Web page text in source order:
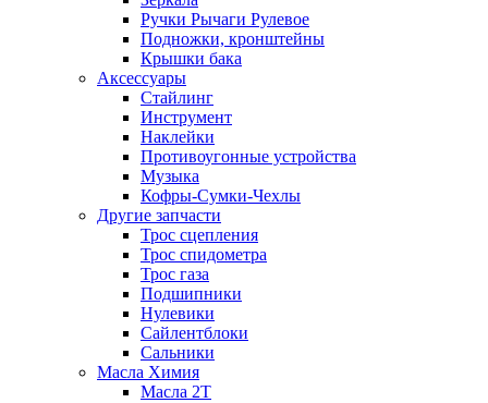
Ручки Рычаги Рулевое
Подножки, кронштейны
Крышки бака
Аксессуары
Стайлинг
Инструмент
Наклейки
Противоугонные устройства
Музыка
Кофры-Сумки-Чехлы
Другие запчасти
Трос сцепления
Трос спидометра
Трос газа
Подшипники
Нулевики
Сайлентблоки
Сальники
Масла Химия
Масла 2Т